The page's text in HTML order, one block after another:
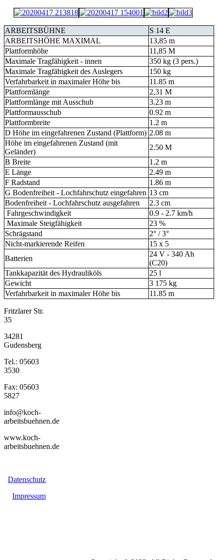
ARBEITSBÜHNE
S 14 E
ARBEITSHÖHE MAXIMAL
13,85 m
Plattformhöhe
11,85 M
Maximale Tragfähigkeit - innen
350 kg (3 pers.)
Maximale Tragfähigkeit des Auslegers
150 kg
Verfahrbarkeit in maximaler Höhe bis
11.85 m
Plattformlänge
2,31 M
Plattformlänge mit Ausschub
3.23 m
Plattformausschub
0.92 m
Plattformbreite
1.2 m
D Höhe im eingefahrenen Zustand (Plattform) 2.08 m
Höhe im eingefahrenen Zustand (mit
Geländer)
2.50 M
B Breite
1.2 m
E Länge
2.49 m
F Radstand
1.86 m
G Bodenfreiheit - Lochfahrschutz eingefahren 13 cm
Bodenfreiheit - Lochfahrschutz ausgefahren
2.3 cm
Fahrgeschwindigkeit
0.9 - 2.7 km/h
Maximale Steigfähigkeit
23 %
Schrägstand
2° / 3°
Nicht-markierende Reifen
15 x 5
Batterien
24 V - 340 Ah
(C20)
Tankkapazität des Hydrauliköls
25 l
Gewicht
3 175 kg
Verfahrbarkeit in maximaler Höhe bis
11.85 m
Fritzlarer Str.
35
34281
Gudensberg
Tel.: 05603
3530
Fax: 05603
5827
info@koch-
arbeitsbuehnen.de
www.koch-
arbeitsbuehnen.de
Datenschutz
Impressum